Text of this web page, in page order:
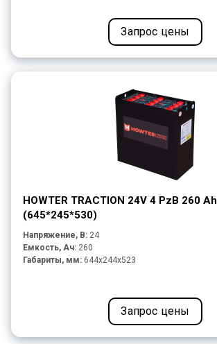
Запрос цены
HOWTER TRACTION 24V 4 PzB 260 Ah
(645*245*530)
Напряжение, В: 24
Емкость, Ач: 260
Габариты, мм: 644x244x523
Запрос цены